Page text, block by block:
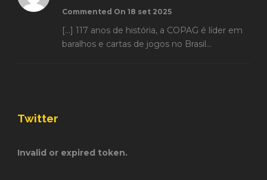
Commented On 18 set 2025
[…] 117 anos de história, a COPAG é líder em
baralhos e cartas de jogos no Brasil...
Twitter
Invalid or expired token.